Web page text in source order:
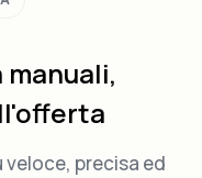
veloce, precisa ed